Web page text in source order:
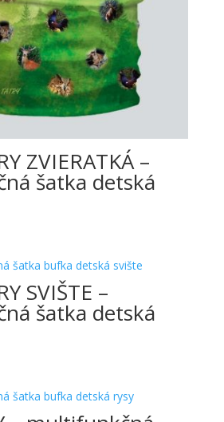
ZVIERATKÁ –
šatka detská
SVIŠTE –
šatka detská